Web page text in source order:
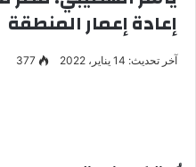
إعادة إعمار المنطقة
آخر تحديث: 14 يناير، 2022 377